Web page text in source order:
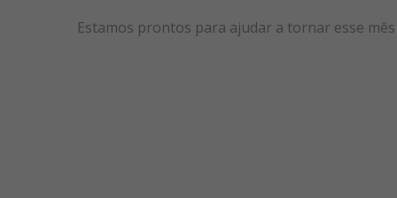
Estamos prontos para ajudar a tornar esse mês